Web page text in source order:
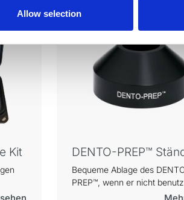
Allow selection
Kit DENTO-PREP™
Bequeme Ablage des
PREP™, wenn er nicht